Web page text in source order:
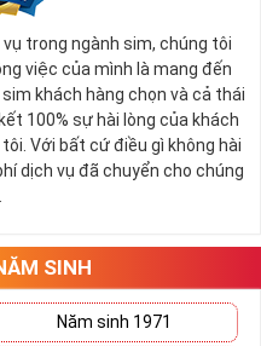
trong ngành sim, chúng tôi
việc của mình là mang đến
khách hàng chọn và cả thái
100% sự hài lòng của khách
Với bất cứ điều gì không hài
dịch vụ đã chuyển cho chúng
SINH
Năm sinh 1971